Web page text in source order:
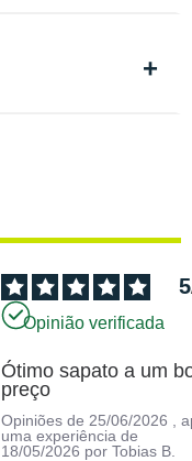
5
Opinião verificada
Ótimo sapato a um
preço
Opiniões de 25/06/2026
,
uma experiência de
18/05/2026 porTobias B.